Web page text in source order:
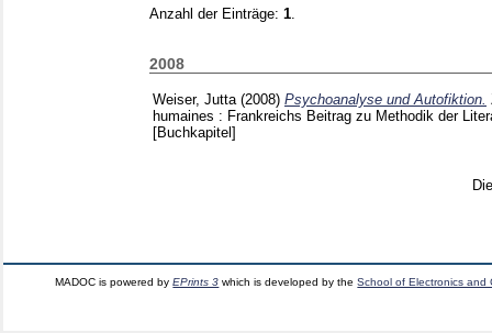
Anzahl der Einträge: 1
2008
Weiser, Jutta (2008) Psychoanalyse und Autofiktion.
humaines : Frankreichs Beitrag zu Methodik der
[Buchkapitel]
MADOC is powered byEPrints 3 which is developed by theSchool of Electronics and